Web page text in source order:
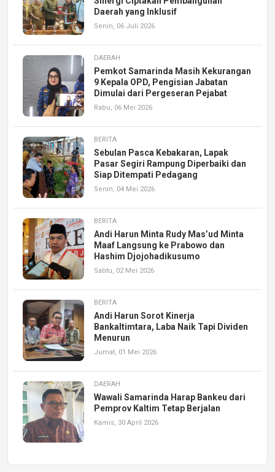
Daerah yang Inklusif
Senin, 06 Juli 2026
DAERAH
Pemkot Samarinda Masih Kekurangan
9 Kepala OPD, Pengisian Jabatan
Dimulai dari Pergeseran Pejabat
Rabu, 06 Mei 2026
BERITA
Sebulan Pasca Kebakaran, Lapak
Pasar Segiri Rampung Diperbaiki dan
Siap Ditempati Pedagang
Senin, 04 Mei 2026
BERITA
Andi Harun Minta Rudy Mas’ud Minta
Maaf Langsung ke Prabowo dan
Hashim Djojohadikusumo
Sabtu, 02 Mei 2026
BERITA
Andi Harun Sorot Kinerja
Bankaltimtara, Laba Naik Tapi Dividen
Menurun
Jumat, 01 Mei 2026
DAERAH
Wawali Samarinda Harap Bankeu dari
Pemprov Kaltim Tetap Berjalan
Kamis, 30 April 2026